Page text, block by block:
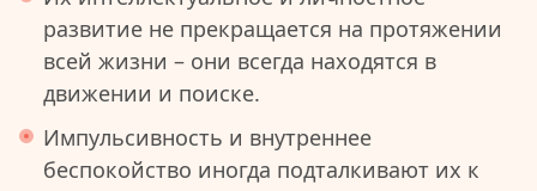
развитие не прекращается на протяжении
всей жизни – они всегда находятся в
движении и поиске.
Импульсивность и внутреннее
беспокойство иногда подталкивают их к